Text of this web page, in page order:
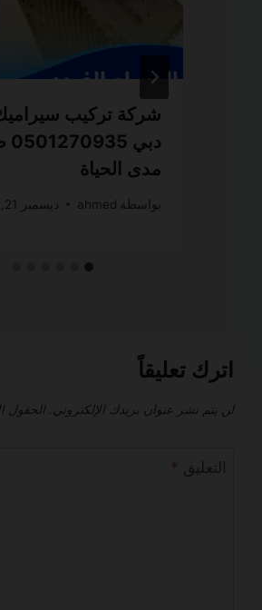
شركة تركيب
مدى الحياة
بواسطة ahmed ديسمبر 21, 2025
اترك تعليقاً
لن يتم نشر عنوان بريدك الإلكتروني. الحقول
التعليق *